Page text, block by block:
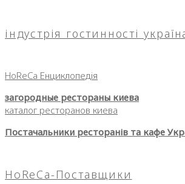
індустрія гостинності
HoReCa Енциклопедія
загородные рестораны киева
каталог ресторанов киева
Постачальники ресторанів та кафе
HoReCa-Поставщики